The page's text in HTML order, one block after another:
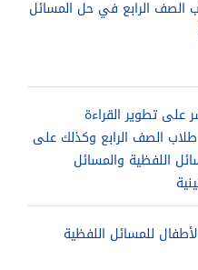
الصف الرابع في حل المسائل
على تطوير القراءة
طلاب الصف الرابع وكذلك على
اللفظية والمسائل
للمسائل اللفظية